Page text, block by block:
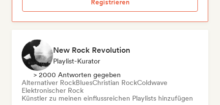
Registrieren
New Rock Revolution
Playlist-Kurator
> 2000 Antworten gegeben
Alternativer RockBluesChristian RockColdwave
Elektronischer Rock
Künstler zu meinen einflussreichen Playlists hinzufügen